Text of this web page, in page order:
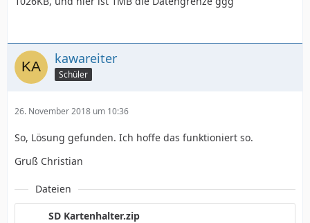
kawareiter
Schüler
26. November 2018 um 10:36
So, Lösung gefunden. Ich hoffe das funktioniert so.
Gruß Christian
Dateien
SD Kartenhalter.zip